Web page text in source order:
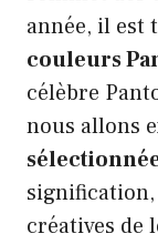
année, il est
couleurs
célèbre
nous allons
signification,
créatives de